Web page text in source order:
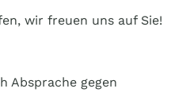
wir freuen uns auf Sie!
Absprache gegen